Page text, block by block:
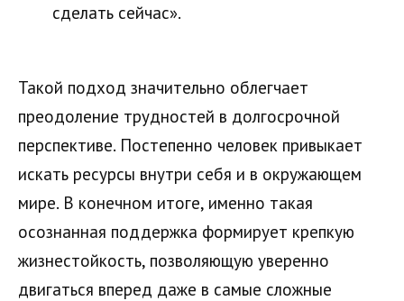
сделать сейчас».
Такой подход значительно облегчает
преодоление трудностей в долгосрочной
перспективе. Постепенно человек привыкает
искать ресурсы внутри себя и в окружающем
мире. В конечном итоге, именно такая
осознанная поддержка формирует крепкую
жизнестойкость, позволяющую уверенно
двигаться вперед даже в самые сложные